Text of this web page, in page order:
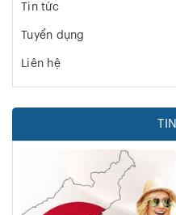
Tin tức
Tuyển dụng
Liên hệ